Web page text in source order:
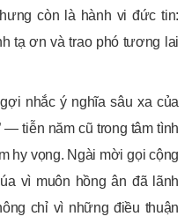
còn là hành vi đức tin:
tạ ơn và trao phó tương lai
nhắc ý nghĩa sâu xa của
— tiễn năm cũ trong tâm tình
hy vọng. Ngài mời gọi cộng
vì muôn hồng ân đã lãnh
chỉ vì những điều thuận